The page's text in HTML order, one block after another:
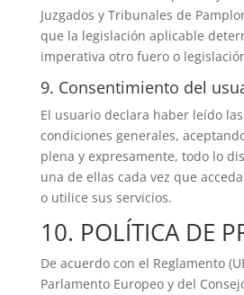
Juzgados y Tribunales de
que la legislación aplicable
imperativa otro fuero o
9. Consentimiento del
El usuario declara haber leído
condiciones generales,
plena y expresamente, todo lo
una de ellas cada vez que
o utilice sus servicios.
10. POLÍTICA DE
De acuerdo con el Reglamento
Parlamento Europeo y del